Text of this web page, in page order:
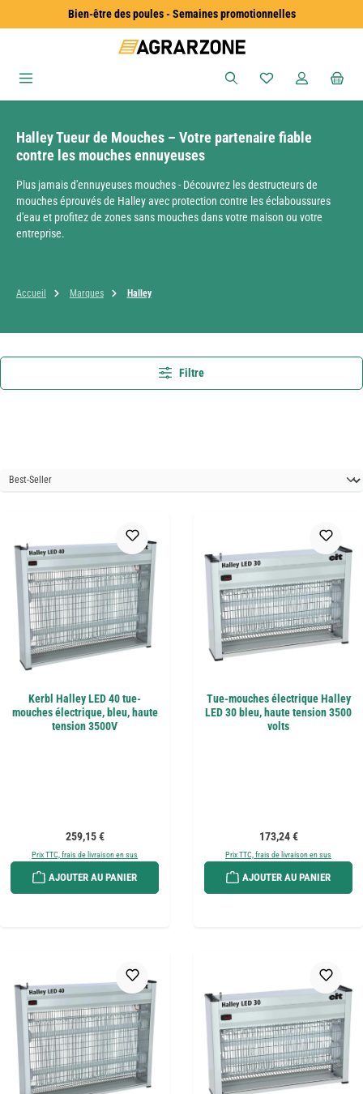
Passer au contenu principalBien-être des poules - Semaines promotionnelles
Vous avez 0
Halley Tueur de Mouches – Votre partenaire fiable
contre les mouches ennuyeuses
Plus jamais d'ennuyeuses mouches - Découvrez les destructeurs de
mouches éprouvés de Halley avec protection contre les éclaboussures
d'eau et profitez de zones sans mouches dans votre maison ou votre
entreprise.
Accueil Marques Halley
Filtre
Kerbl Halley LED 40 tue-
mouches électrique, bleu, haute
tension 3500V
Prix régulier :
259,15 €
Prix TTC, frais de livraison en sus
AJOUTER AU PANIER
Tue-mouches électrique Halley
LED 30 bleu, haute tension 3500
volts
Prix régulier :
173,24 €
Prix TTC, frais de livraison en sus
AJOUTER AU PANIER